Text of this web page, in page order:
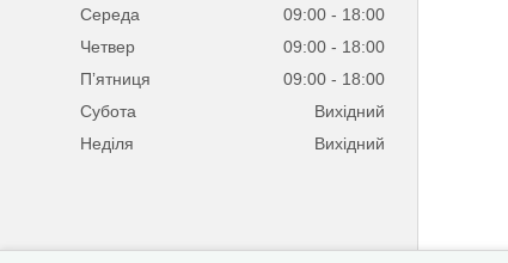
Середа
09:00
18:00
Четвер
09:00
18:00
Пʼятниця
09:00
18:00
Субота
Вихідний
Неділя
Вихідний